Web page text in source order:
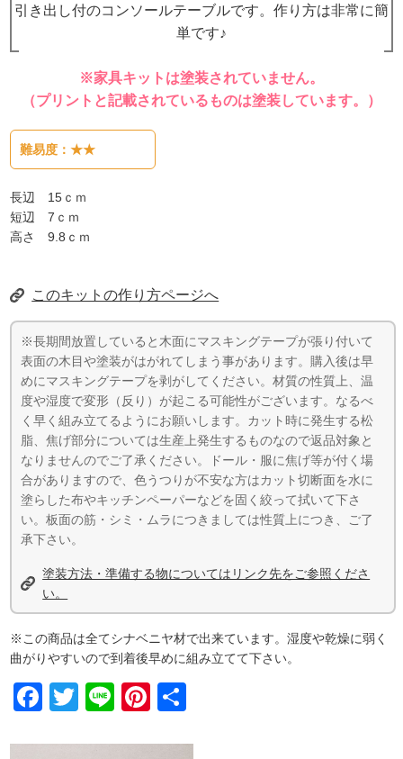
引き出し付のコンソールテーブルです。作り方は非常に簡
単です♪
※家具キットは塗装されていません。
（プリントと記載されているものは塗装しています。）
難易度：★★
長辺 15ｃｍ
短辺 7ｃｍ
高さ 9.8ｃｍ
このキットの作り方ページへ
※長期間放置していると木面にマスキングテープが張り付いて
表面の木目や塗装がはがれてしまう事があります。購入後は早
めにマスキングテープを剥がしてください。材質の性質上、温
度や湿度で変形（反り）が起こる可能性がございます。なるべ
く早く組み立てるようにお願いします。カット時に発生する松
脂、焦げ部分については生産上発生するものなので返品対象と
なりませんのでご了承ください。ドール・服に焦げ等が付く場
合がありますので、色うつりが不安な方はカット切断面を水に
塗らした布やキッチンペーパーなどを固く絞って拭いて下さ
い。板面の筋・シミ・ムラにつきましては性質上につき、ご了
承下さい。
塗装方法・準備する物についてはリンク先をご参照くださ
い。
※この商品は全てシナベニヤ材で出来ています。湿度や乾燥に弱く
曲がりやすいので到着後早めに組み立てて下さい。
Facebook
Twitter
LinePinterest